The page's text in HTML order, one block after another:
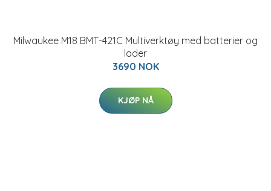
Milwaukee M18 BMT-421C Multiverktøy med batterier og
lader
3690 NOK
KJØP NÅ